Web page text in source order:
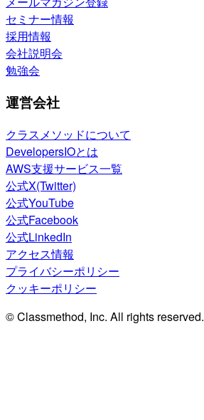
セミナー情報
採用情報
会社説明会
勉強会
運営会社
クラスメソッドについて
DevelopersIOとは
AWS支援サービス一覧
公式X(Twitter)
公式YouTube
公式Facebook
公式LinkedIn
アクセス情報
プライバシーポリシー
クッキーポリシー
© Classmethod, Inc. All rights reserved.